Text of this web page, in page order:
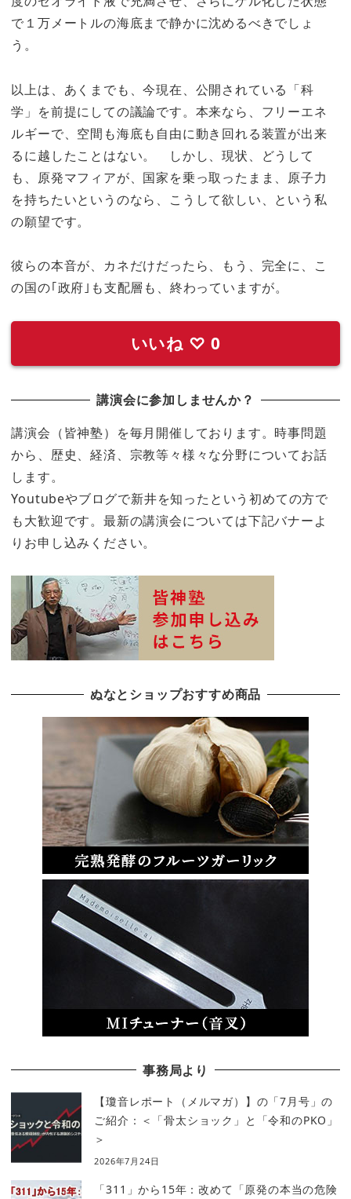
で１万メートルの海底まで静かに沈めるべきでしょ
う。
以上は、あくまでも、今現在、公開されている「科
学」を前提にしての議論です。本来なら、フリーエネ
ルギーで、空間も海底も自由に動き回れる装置が出来
るに越したことはない。 しかし、現状、どうして
も、原発マフィアが、国家を乗っ取ったまま、原子力
を持ちたいというのなら、こうして欲しい、という私
の願望です。
彼らの本音が、カネだけだったら、もう、完全に、こ
の国の｢政府｣も支配層も、終わっていますが。
いいね ♡ 0
講演会に参加しませんか？
講演会（皆神塾）を毎月開催しております。時事問題
から、歴史、経済、宗教等々様々な分野についてお話
します。
Youtubeやブログで新井を知ったという初めての方で
も大歓迎です。最新の講演会については下記バナーよ
りお申し込みください。
ぬなとショップおすすめ商品
事務局より
【瓊音レポート（メルマガ）】の「7月号」の
ご紹介：＜「骨太ショック」と「令和のPKO」
＞
2026年7月24日
「311」から15年：改めて「原発の本当の危険